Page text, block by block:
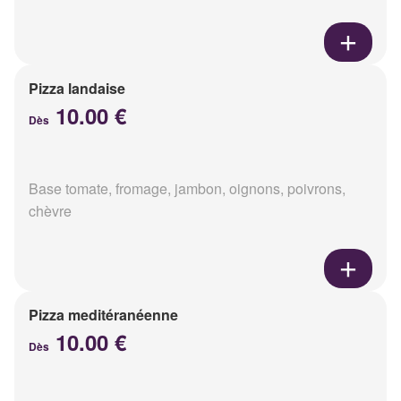
Pizza landaise
Dès 10.00 €
Base tomate, fromage, jambon, oignons, poivrons,
chèvre
Pizza meditéranéenne
Dès 10.00 €